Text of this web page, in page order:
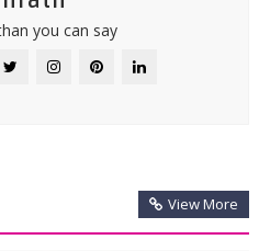
you can say
View More